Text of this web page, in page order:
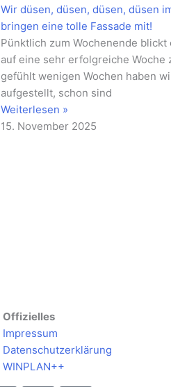
Wir düsen, düsen, düsen, düsen
bringen eine tolle Fassade mit!
Pünktlich zum Wochenende blickt
auf eine sehr erfolgreiche Woche
gefühlt wenigen Wochen haben
aufgestellt, schon sind
Weiterlesen »
15. November 2025
Offizielles
Impressum
Datenschutzerklärung
WINPLAN++